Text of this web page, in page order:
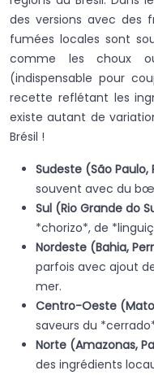
des versions avec des
fumées locales sont
comme les choux
(indispensable pour
recette reflétant les
existe autant de
Brésil !
Sudeste (São Paulo,
souvent avec du
Sul (Rio Grande do
*chorizo*, de
Nordeste (Bahia,
parfois avec ajout
mer.
Centro-Oeste (Mato
saveurs du
Norte (Amazonas,
des ingrédients